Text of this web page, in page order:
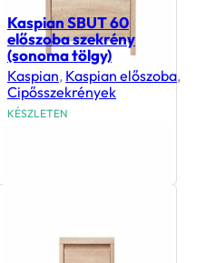
Kaspian SBUT 60
előszoba szekrény
(sonoma tölgy)
Kaspian, Kaspian előszoba,
Cipősszekrények
KÉSZLETEN